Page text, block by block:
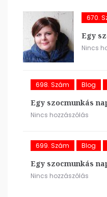
670.
Egy
Nincs
698. Szám Blog
Egy szocmunkás
Nincs hozzászólás
699. Szám Blog
Egy szocmunkás
Nincs hozzászólás